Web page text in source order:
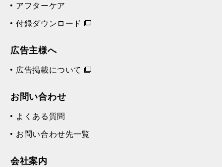
アフターケア
付録ダウンロード
広告主様へ
広告掲載について
お問い合わせ
よくある質問
お問い合わせ先一覧
会社案内